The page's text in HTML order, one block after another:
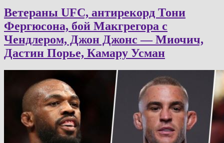
Ветераны UFC, антирекорд Тони
Фергюсона, бой Макгрегора с
Чендлером, Джон Джонс — Миочич,
Дастин Порье, Камару Усман